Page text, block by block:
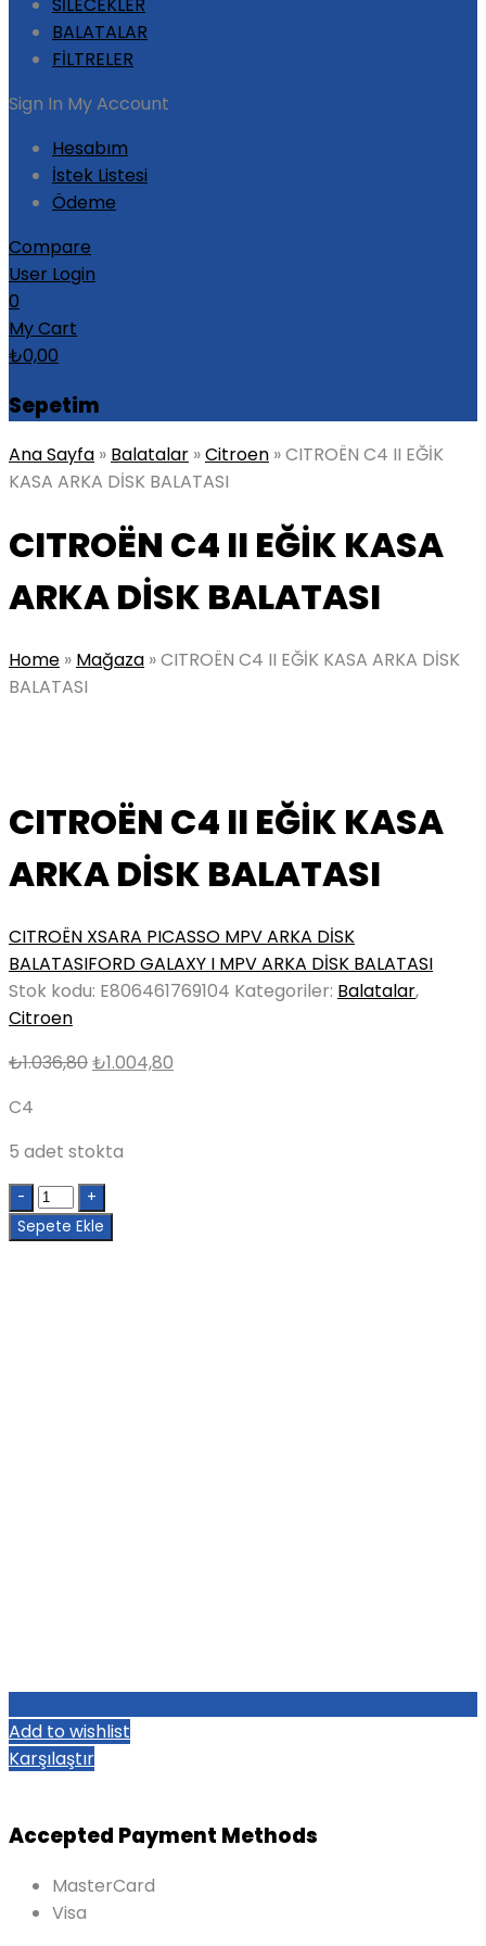
BALATALAR
FİLTRELER
Sign In My Account
Hesabım
İstek Listesi
Ödeme
Compare
User Login
0
My Cart
₺0,00
Sepetim
Ana Sayfa » Balatalar »Citroen »CITROËN C4 II EĞİK
KASA ARKA DİSK BALATASI
CITROËN C4 II EĞİK KASA
ARKA DİSK BALATASI
Home » Mağaza »CITROËN C4 II EĞİK KASA ARKA DİSK
BALATASI
CITROËN C4 II EĞİK KASA
ARKA DİSK BALATASI
CITROËN XSARA PICASSO MPV ARKA DİSK
BALATASIFORD GALAXY I MPV ARKA DİSK BALATASI
Stok kodu: E806461769104 Kategoriler: Balatalar,
Citroen
₺1.036,80Orijinal
₺1.004,80
C4
5 adet stokta
Quantity
Sepete Ekle
Add to wishlist
Karşılaştır
Accepted Payment Methods
MasterCard
Visa